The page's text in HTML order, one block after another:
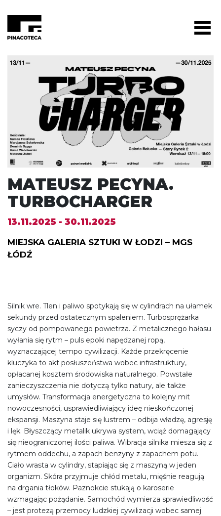
MATEUSZ PECYNA.
TURBOCHARGER
13.11.2025 - 30.11.2025
MIEJSKA GALERIA SZTUKI W ŁODZI – MGS
ŁÓDŹ
Silnik wre. Tlen i paliwo spotykają się w cylindrach na ułamek
sekundy przed ostatecznym spaleniem. Turbosprężarka
syczy od pompowanego powietrza. Z metalicznego hałasu
wyłania się rytm – puls epoki napędzanej ropą,
wyznaczającej tempo cywilizacji. Każde przekręcenie
kluczyka to akt posłuszeństwa wobec infrastruktury,
opłacanej kosztem środowiska naturalnego. Powstałe
zanieczyszczenia nie dotyczą tylko natury, ale także
umysłów. Transformacja energetyczna to kolejny mit
nowoczesności, usprawiedliwiający ideę nieskończonej
ekspansji. Maszyna staje się lustrem – odbija władzę, agresję
i lęk. Błyszczący metalik ukrywa system, wciąż domagający
się nieograniczonej ilości paliwa. Wibracja silnika miesza się z
rytmem oddechu, a zapach benzyny z zapachem potu.
Ciało wrasta w cylindry, stapiając się z maszyną w jeden
organizm. Skóra przyjmuje chłód metalu, mięśnie reagują
na drgania tłoków. Paznokcie stukają o karoserie
wzmagając pożądanie. Samochód wymierza sprawiedliwość
– jest protezą przemocy ludzkiej cywilizacji wobec samej